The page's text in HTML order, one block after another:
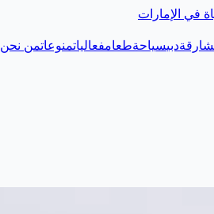
في الإمارات
دبيسياحةطعامفعالياتمنوعاتمن نحن